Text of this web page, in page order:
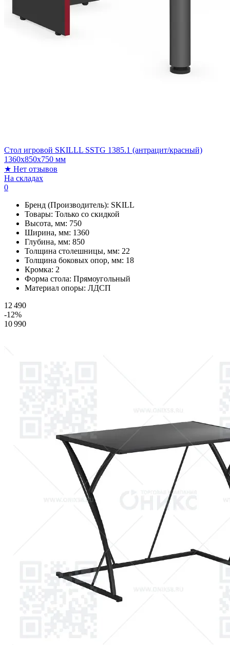
Стол игровой SKILLL SSTG 1385.1 (антрацит/красный)
1360х850х750 мм
★ Нет отзывов
На складах
0
Бренд (Производитель): SKILL
Товары: Только со скидкой
Высота, мм: 750
Ширина, мм: 1360
Глубина, мм: 850
Толщина столешницы, мм: 22
Толщина боковых опор, мм: 18
Кромка: 2
Форма стола: Прямоугольный
Материал опоры: ЛДСП
12 490
-12%
10 990